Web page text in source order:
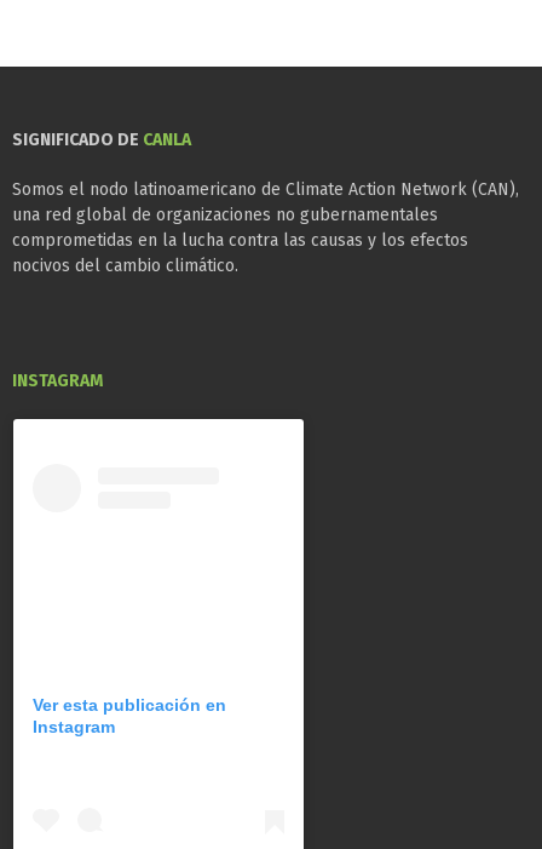
SIGNIFICADO DE CANLA
Somos el nodo latinoamericano de Climate Action Network (CAN),
una red global de organizaciones no gubernamentales
comprometidas en la lucha contra las causas y los efectos
nocivos del cambio climático.
INSTAGRAM
Ver esta publicación en
Instagram